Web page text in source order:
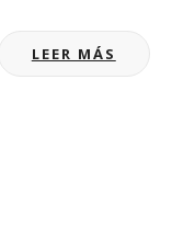
LEER MÁS